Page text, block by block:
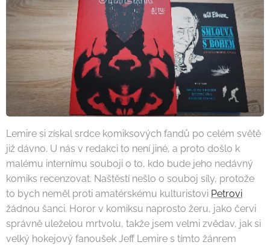
Lemire si získal srdce komiksových fandů po celém světě
již dávno. U nás v redakci to není jiné, a proto došlo k
malému internímu souboji o to, kdo bude jeho nedávný
komiks recenzovat. Naštěstí nešlo o souboj síly, protože
to bych neměl proti amatérskému kulturistovi Petrovi
žádnou šanci. Horor v komiksu naprosto žeru, jako červi
správně uleželou mrtvolu, takže jsem velmi zvědav, jak si
velký hokejový fanoušek Jeff Lemire s tímto žánrem